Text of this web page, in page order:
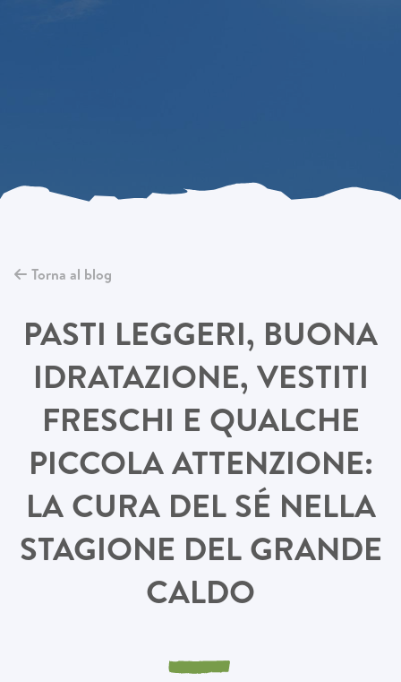
Torna al blog
PASTI LEGGERI, BUONA
IDRATAZIONE, VESTITI
FRESCHI E QUALCHE
PICCOLA ATTENZIONE:
LA CURA DEL SÉ NELLA
STAGIONE DEL GRANDE
CALDO